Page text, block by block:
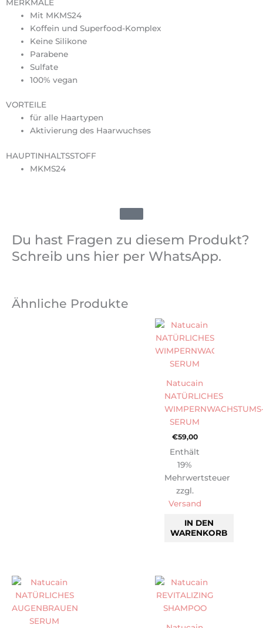
MERKMALE
Mit MKMS24
Koffein und Superfood-Komplex
Keine Silikone
Parabene
Sulfate
100% vegan
VORTEILE
für alle Haartypen
Aktivierung des Haarwuchses
HAUPTINHALTSSTOFF
MKMS24
Du hast Fragen zu diesem Produkt?
Schreib uns hier per WhatsApp.
Ähnliche Produkte
Natucain
NATÜRLICHES
SERUM
€59,00
Enthält
19%
Mehrwertsteuer
zzgl.
Versand
IN DEN
WARENKORB